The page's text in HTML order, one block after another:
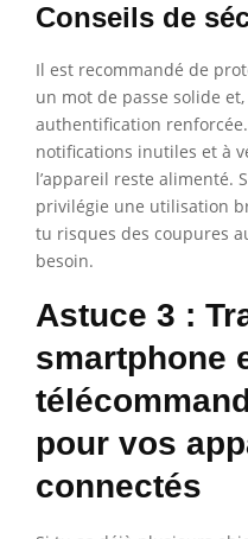
Conseils de
Il est recommandé de
un mot de passe solide
authentification
notifications inutiles et à
l’appareil reste alimenté.
privilégie une utilisation
tu risques des coupures
besoin.
Astuce 3 :
smartphone
pour vos
connectés